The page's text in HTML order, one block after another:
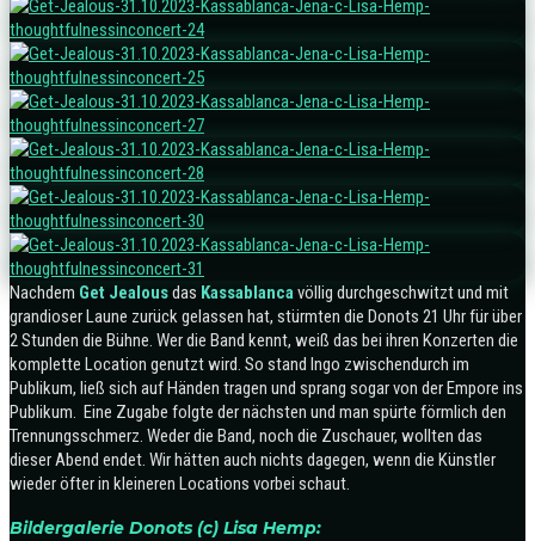
Nachdem Get Jealousdas Kassablancavöllig durchgeschwitzt und mit
grandioser Laune zurück gelassen hat, stürmten die Donots 21 Uhr für über
2 Stunden die Bühne. Wer die Band kennt, weiß das bei ihren Konzerten die
komplette Location genutzt wird. So stand Ingo zwischendurch im
Publikum, ließ sich auf Händen tragen und sprang sogar von der Empore ins
Publikum. Eine Zugabe folgte der nächsten und man spürte förmlich den
Trennungsschmerz. Weder die Band, noch die Zuschauer, wollten das
dieser Abend endet. Wir hätten auch nichts dagegen, wenn die Künstler
wieder öfter in kleineren Locations vorbei schaut.
Bildergalerie Donots (c) Lisa Hemp: